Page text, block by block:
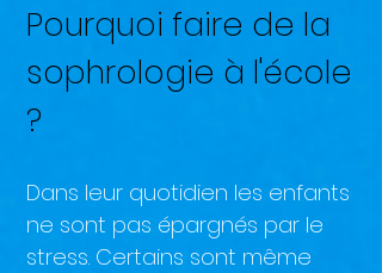
Pourquoi faire de la
sophrologie à l'école
?
Dans leur quotidien les enfants
ne sont pas épargnés par le
stress. Certains sont même